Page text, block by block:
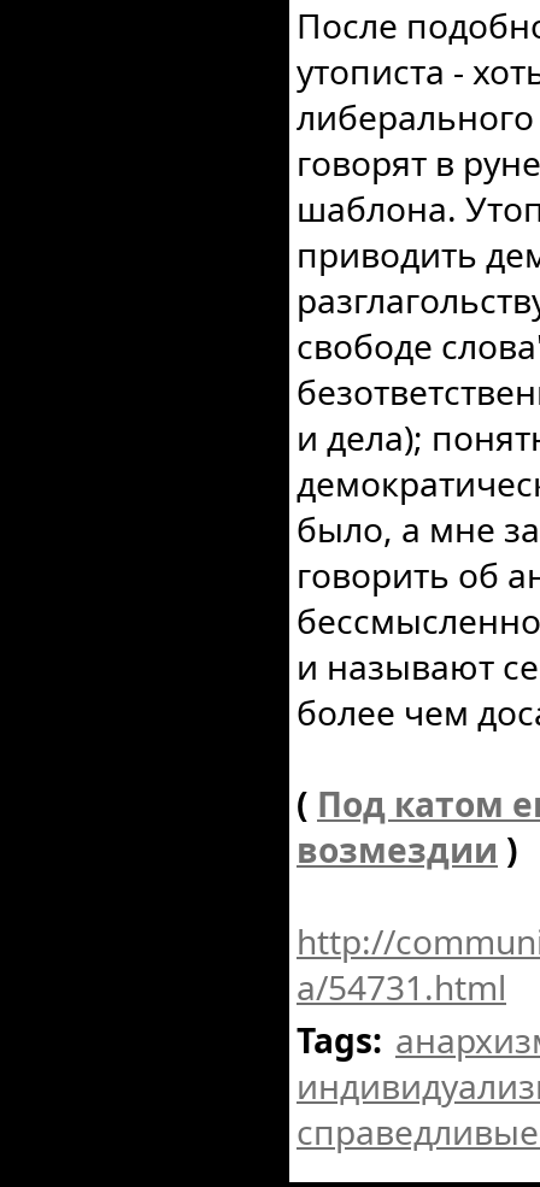
После
утописта -
говорят в
шаблона.
приводить
свободе
и дела);
было, а мне
говорить об
и называют
более чем
( Под катом
возмездии )
http://
a/54731.html
Tags: